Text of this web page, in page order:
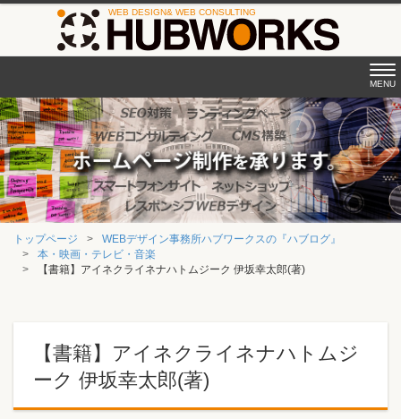
MENU
トップページ
WEBデザイン事務所ハブワークスの『ハブログ』
本・映画・テレビ・音楽
【書籍】アイネクライネナハトムジーク 伊坂幸太郎(著)
【書籍】アイネクライネナハトムジ
ーク 伊坂幸太郎(著)